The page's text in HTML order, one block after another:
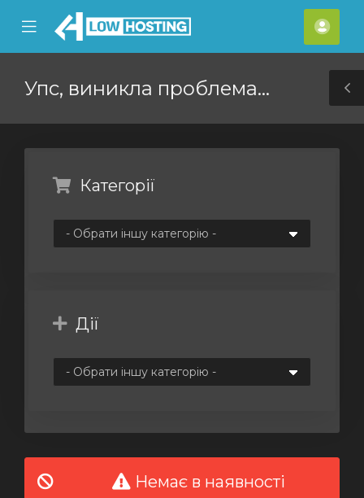
Mobile
Menu
Упс, виникла проблема...
Категорії
Дії
Немає в наявності